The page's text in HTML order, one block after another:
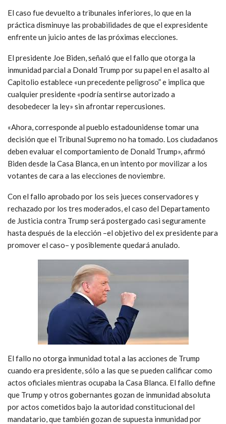
El caso fue devuelto a tribunales inferiores, lo que en la
práctica disminuye las probabilidades de que el expresidente
enfrente un juicio antes de las próximas elecciones.
El presidente Joe Biden, señaló que el fallo que otorga la
inmunidad parcial a Donald Trump por su papel en el asalto al
Capitolio establece «un precedente peligroso” e implica que
cualquier presidente «podría sentirse autorizado a
desobedecer la ley» sin afrontar repercusiones.
«Ahora, corresponde al pueblo estadounidense tomar una
decisión que el Tribunal Supremo no ha tomado. Los ciudadanos
deben evaluar el comportamiento de Donald Trump», afirmó
Biden desde la Casa Blanca, en un intento por movilizar a los
votantes de cara a las elecciones de noviembre.
Con el fallo aprobado por los seis jueces conservadores y
rechazado por los tres moderados, el caso del Departamento
de Justicia contra Trump será postergado casi seguramente
hasta después de la elección –el objetivo del ex presidente para
promover el caso– y posiblemente quedará anulado.
El fallo no otorga inmunidad total a las acciones de Trump
cuando era presidente, sólo a las que se pueden calificar como
actos oficiales mientras ocupaba la Casa Blanca. El fallo define
que Trump y otros gobernantes gozan de inmunidad absoluta
por actos cometidos bajo la autoridad constitucional del
mandatario, que también gozan de supuesta inmunidad por